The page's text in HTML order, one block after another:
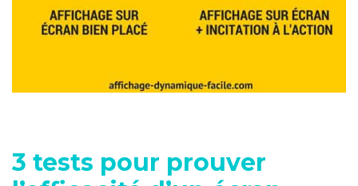
3 tests pour prouver